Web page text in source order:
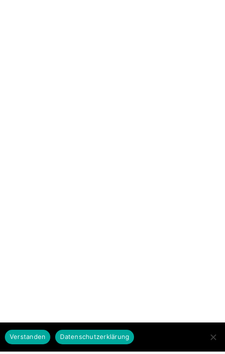
Verstanden Datenschutzerklärung